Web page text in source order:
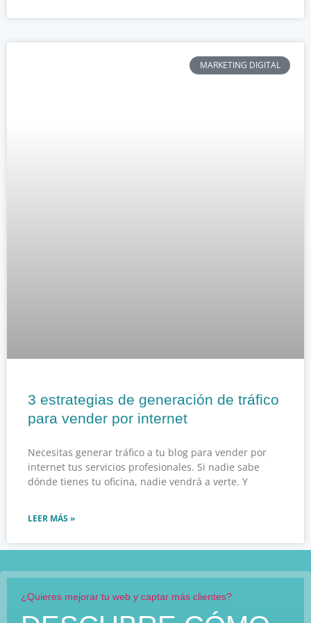
MARKETING DIGITAL
3 estrategias de generación de tráfico
para vender por internet
Necesitas generar tráfico a tu blog para vender por
internet tus servicios profesionales. Si nadie sabe
dónde tienes tu oficina, nadie vendrá a verte. Y
LEER MÁS »
¿Quieres mejorar tu web y captar más clientes?